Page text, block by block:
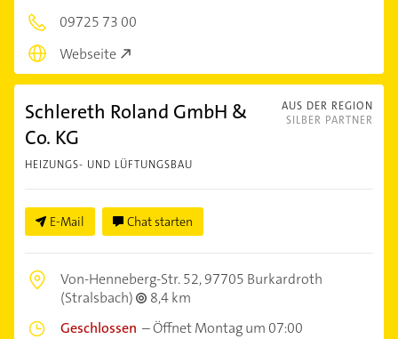
09725 73 00
Webseite
AUS DER REGION
SILBER PARTNER
Schlereth Roland GmbH &
Co. KG
HEIZUNGS- UND LÜFTUNGSBAU
E-Mail Chat starten
Von-Henneberg-Str. 52,97705 Burkardroth
(Stralsbach)
8,4 km
Geschlossen –Öffnet Montag um 07:00